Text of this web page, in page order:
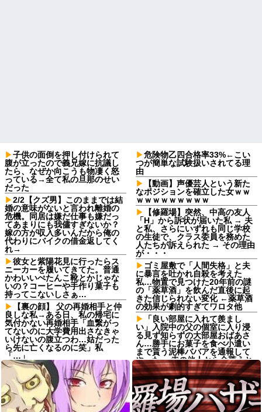
子供の面倒を押し付けられて
腹が立ったので義兄嫁に抗議し
たら、なぜか向こうも物凄く怒
っている→全て私の旦那のせい
だった
2/2【クズ男】このままでは結
婚の意味がないと言われ離婚の
危機。同居は嫌だ仕事も嫌だっ
てあまりにも我儘すぎないか？
嫁の方が収入多いんだから俺の
代わりにバイクの借金返してく
れ→
彼女と紫陽花見に行ったらス
ニーカーを履いてきてた。普通
かわいいぺたんこ靴とかじゃな
いの？コーヒーや手作り菓子も
持ってこないしさぁ…
【裏の顔】 父の再婚相手と仲
良しな私→ある日、私の帰宅に
気付かない再婚相手「血繋がっ
てないのに大学費用出さなきゃ
いけないの腹立つわ…姑だった
ら先に亡くなるのに笑」私
「…」
義姉のお子さんは犬だけど犬
と言うと精神が不安定になる
女性「20歳で一括購入したア
ルファード素敵！」←レンタカ
ーだろと批判殺到
危険物乙四合格率33%←こい
つが簡単な試験扱いされてる理
由
【動画】声優芸人という新た
なポジションを確立した女ｗｗ
ｗｗｗｗｗｗｗｗｗ
【修羅場】突然、中高の友人
「H」から訴状が届いた私 → 夫
と私、さらにいずれも同じ学校
の生徒で、クラス委員を務めた
人たちが訴えられた → その理由
が・・・
ゴミ屋敷で「人間失格」と夫
に暴言を吐かれ自殺を考えた
私…物置で見つけた20年前の謎
の「薬草酒」を飲んだ直後に起
きた信じられない変化 ←薬草酒
の効果が劇的すぎてワロタ他
「良い部屋に入れて羨まし
い」入院中の父の個室に入り浸
る見ず知らずの大部屋おばあさ
ん…勝手にお菓子を食べ小遣い
まで貰う泥棒ババアを通報して
やった ←赤の他人から金貰うと
か図々しいにも程がある
同僚ママ「いや…これはあ
の…今月、旦那の収入が少なく
て…」私「はい？」→ 同僚ママ
が隠したものを見ると・・・